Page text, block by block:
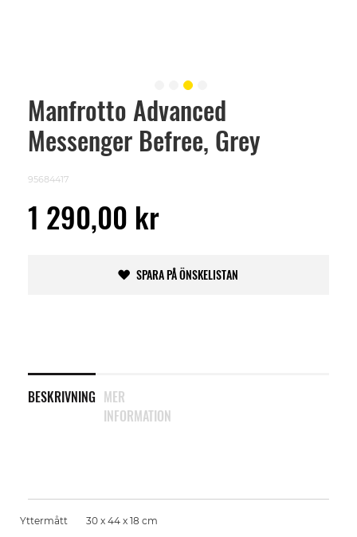
Manfrotto Advanced
Messenger Befree, Grey
95684417
1 290,00 kr
SPARA PÅ ÖNSKELISTAN
BESKRIVNING MER
INFORMATION
Skip
beginning
images
Yttermått 30 x 44 x 18 cm